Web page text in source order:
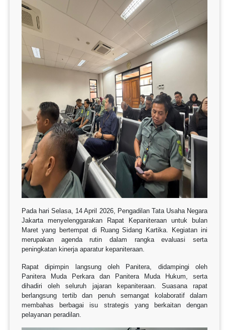
Pada hari Selasa, 14 April 2026, Pengadilan Tata Usaha Negara
Jakartamenyelenggarakan Rapat Kepaniteraan untuk bulan
Maret yang bertempat di Ruang Sidang Kartika. Kegiatan ini
merupakan agenda rutin dalam rangka evaluasi serta
peningkatan kinerja aparatur kepaniteraan.
Rapat dipimpin langsung oleh Panitera, didampingi oleh
Panitera Muda Perkara dan Panitera Muda Hukum, serta
dihadiri oleh seluruh jajaran kepaniteraan. Suasana rapat
berlangsung tertib dan penuh semangat kolaboratif dalam
membahas berbagai isu strategis yang berkaitan dengan
pelayanan peradilan.